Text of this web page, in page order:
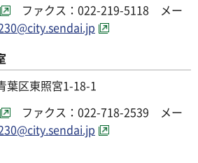
ファクス：022-219-5118 メー
区東照宮1-18-1
ファクス：022-718-2539 メー